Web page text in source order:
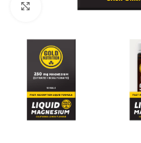
Click to enlarge